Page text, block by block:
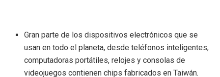
Gran parte de los dispositivos electrónicos que se
usan en todo el planeta, desde teléfonos inteligentes,
computadoras portátiles, relojes y consolas de
videojuegos contienen chips fabricados en Taiwán.